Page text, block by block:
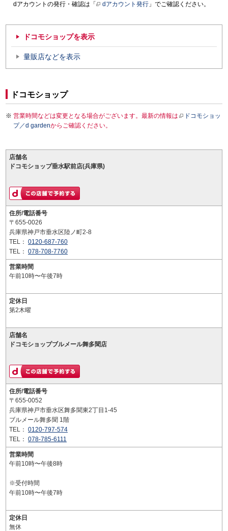
dアカウントの発行・確認は「
dアカウント発行 」でご確認ください。
ドコモショップを表示
量販店などを表示
ドコモショップ
営業時間などは変更となる場合がございます。最新の情報は
ドコモショッ
プ／d gardenからご確認ください。
店舗名
ドコモショップ垂水駅前店(兵庫県)
住所/電話番号
〒655-0026
兵庫県神戸市垂水区陸ノ町2-8
TEL： 0120-687-760
TEL： 078-708-7760
営業時間
午前10時〜午後7時
定休日
第2木曜
店舗名
ドコモショップブルメール舞多聞店
住所/電話番号
〒655-0052
兵庫県神戸市垂水区舞多聞東2丁目1-45
ブルメール舞多聞 1階
TEL： 0120-797-574
TEL： 078-785-6111
営業時間
午前10時〜午後8時
※受付時間
午前10時〜午後7時
定休日
無休